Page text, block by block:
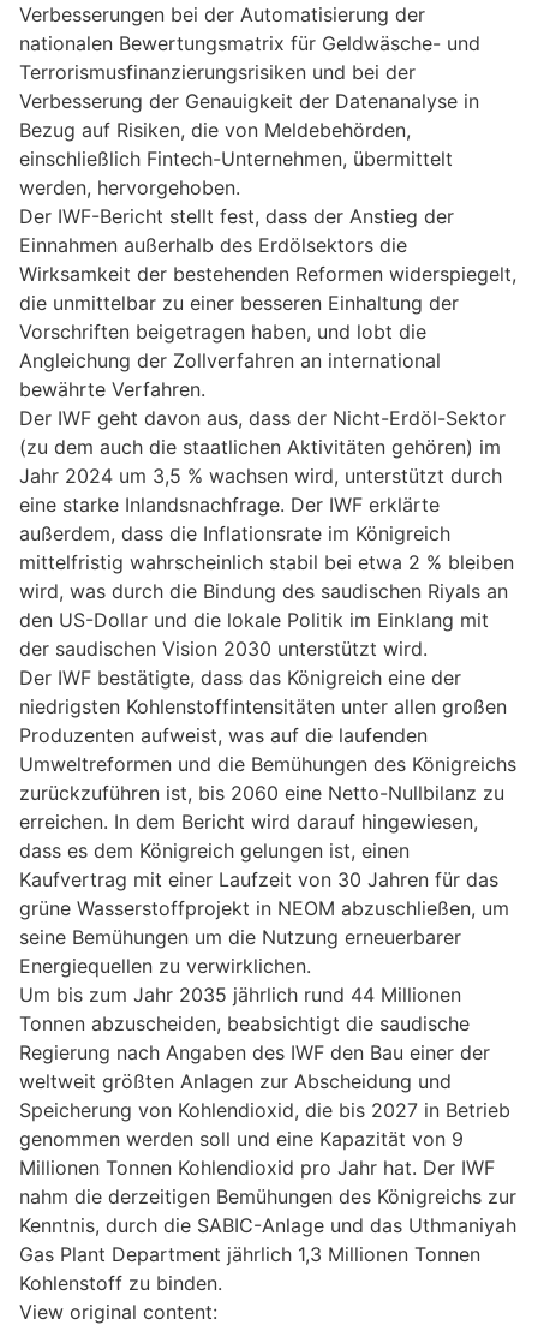
Verbesserungen bei der Automatisierung der
nationalen Bewertungsmatrix für Geldwäsche- und
Terrorismusfinanzierungsrisiken und bei der
Verbesserung der Genauigkeit der Datenanalyse in
Bezug auf Risiken, die von Meldebehörden,
einschließlich Fintech-Unternehmen, übermittelt
werden, hervorgehoben.
Der IWF-Bericht stellt fest, dass der Anstieg der
Einnahmen außerhalb des Erdölsektors die
Wirksamkeit der bestehenden Reformen widerspiegelt,
die unmittelbar zu einer besseren Einhaltung der
Vorschriften beigetragen haben, und lobt die
Angleichung der Zollverfahren an international
bewährte Verfahren.
Der IWF geht davon aus, dass der Nicht-Erdöl-Sektor
(zu dem auch die staatlichen Aktivitäten gehören) im
Jahr 2024 um 3,5 % wachsen wird, unterstützt durch
eine starke Inlandsnachfrage. Der IWF erklärte
außerdem, dass die Inflationsrate im Königreich
mittelfristig wahrscheinlich stabil bei etwa 2 % bleiben
wird, was durch die Bindung des saudischen Riyals an
den US-Dollar und die lokale Politik im Einklang mit
der saudischen Vision 2030 unterstützt wird.
Der IWF bestätigte, dass das Königreich eine der
niedrigsten Kohlenstoffintensitäten unter allen großen
Produzenten aufweist, was auf die laufenden
Umweltreformen und die Bemühungen des Königreichs
zurückzuführen ist, bis 2060 eine Netto-Nullbilanz zu
erreichen. In dem Bericht wird darauf hingewiesen,
dass es dem Königreich gelungen ist, einen
Kaufvertrag mit einer Laufzeit von 30 Jahren für das
grüne Wasserstoffprojekt in NEOM abzuschließen, um
seine Bemühungen um die Nutzung erneuerbarer
Energiequellen zu verwirklichen.
Um bis zum Jahr 2035 jährlich rund 44 Millionen
Tonnen abzuscheiden, beabsichtigt die saudische
Regierung nach Angaben des IWF den Bau einer der
weltweit größten Anlagen zur Abscheidung und
Speicherung von Kohlendioxid, die bis 2027 in Betrieb
genommen werden soll und eine Kapazität von 9
Millionen Tonnen Kohlendioxid pro Jahr hat. Der IWF
nahm die derzeitigen Bemühungen des Königreichs zur
Kenntnis, durch die SABIC-Anlage und das Uthmaniyah
Gas Plant Department jährlich 1,3 Millionen Tonnen
Kohlenstoff zu binden.
View original content: